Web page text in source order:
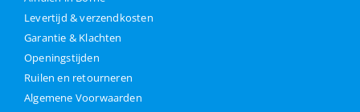
Levertijd & verzendkosten
Garantie & Klachten
Openingstijden
Ruilen en retourneren
Algemene Voorwaarden